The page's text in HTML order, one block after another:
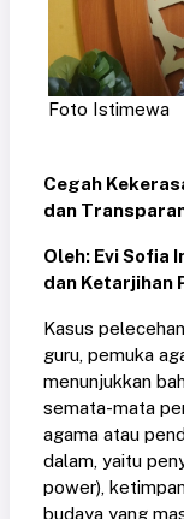
Foto Istimewa
Cegah
dan
Oleh: Evi Sofia
dan Ketarjihan
Kasus
guru, pemuka
menunjukkan
semata-mata
agama atau
dalam, yaitu
power),
budaya yang